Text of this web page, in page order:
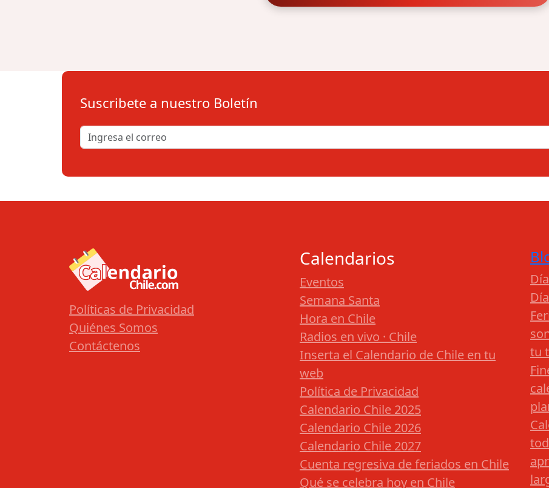
Suscribete a nuestro Boletín
Políticas de Privacidad
Quiénes Somos
Contáctenos
Calendarios
Eventos
Semana Santa
Hora en Chile
Radios en vivo · Chile
Inserta el Calendario de Chile en tu
web
Política de Privacidad
Calendario Chile 2025
Calendario Chile 2026
Calendario Chile 2027
Cuenta regresiva de feriados en Chile
Qué se celebra hoy en Chile
tu